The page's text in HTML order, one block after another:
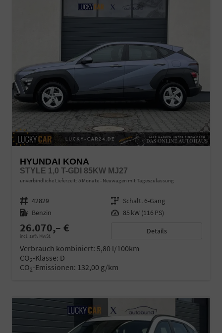
HYUNDAI KONA
STYLE 1,0 T-GDI 85KW MJ27
unverbindliche Lieferzeit: 5 Monate Neuwagen mit Tageszulassung
Fahrzeugnr. 42829 Getriebe Schalt. 6-Gang
Kraftstoff Benzin Leistung 85 kW (116 PS)
26.070,– €
incl. 19% MwSt.
Details
Verbrauch kombiniert: 5,80 l/100km
CO2-Klasse: D
CO2-Emissionen: 132,00 g/km